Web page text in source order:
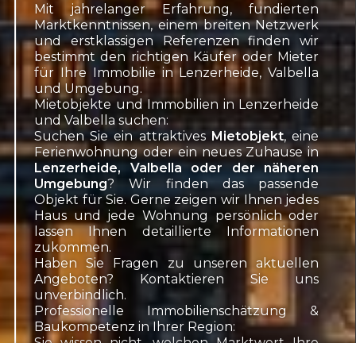
Mit jahrelanger Erfahrung, fundierten
Marktkenntnissen, einem breiten Netzwerk
und erstklassigen Referenzen finden wir
bestimmt den richtigen Käufer oder Mieter
für Ihre Immobilie in Lenzerheide, Valbella
und Umgebung.
Mietobjekte und Immobilien in Lenzerheide
und Valbella suchen:
Suchen Sie ein attraktives Mietobjekt, eine
Ferienwohnung oder ein neues Zuhause in
Lenzerheide, Valbella oder der näheren
Umgebung? Wir finden das passende
Objekt für Sie. Gerne zeigen wir Ihnen jedes
Haus und jede Wohnung persönlich oder
lassen Ihnen detaillierte Informationen
zukommen.
Haben Sie Fragen zu unseren aktuellen
Angeboten? Kontaktieren Sie uns
unverbindlich.
Professionelle Immobilienschätzung &
Baukompetenz in Ihrer Region: